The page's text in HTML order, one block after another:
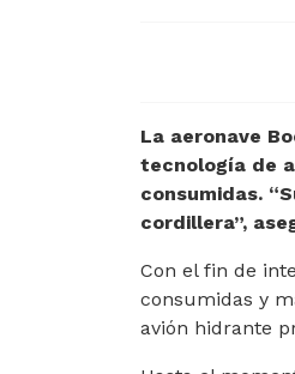
La aeronave
tecnología de
consumidas.
cordillera”,
Con el fin de
consumidas y
avión hidrante